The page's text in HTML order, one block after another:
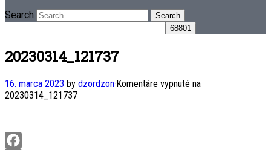
Search
20230314_121737
16. marca 2023 by dzordzon·Komentáre vypnuté na
20230314_121737